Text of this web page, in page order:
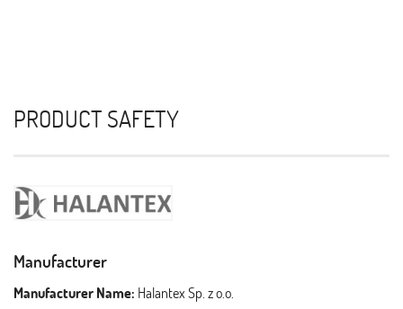
PRODUCT SAFETY
Manufacturer
Manufacturer Name: Halantex Sp. z o.o.